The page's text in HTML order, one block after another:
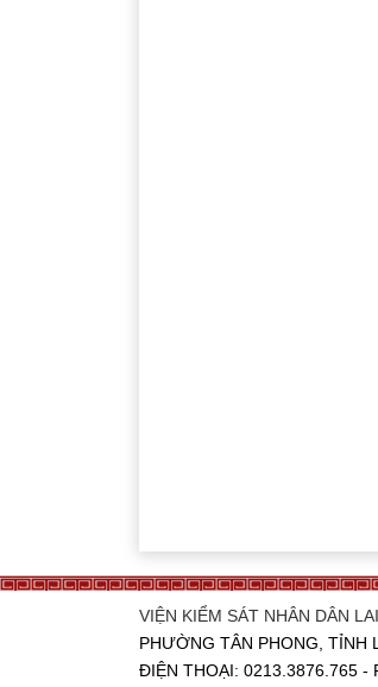
VIỆN KIỂM SÁT NHÂN DÂN
PHƯỜNG TÂN PHONG, TỈNH
ĐIỆN THOẠI: 0213.3876.765 -